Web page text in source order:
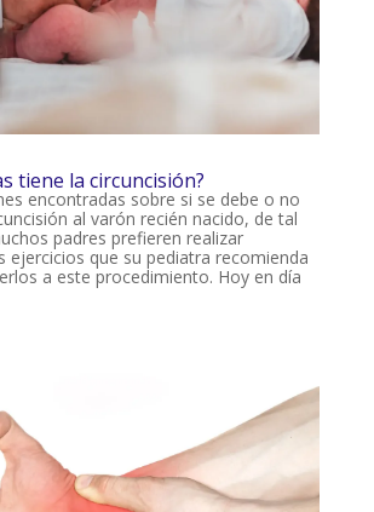
tiene la circuncisión?
encontradas sobre si se debe o no
al varón recién nacido, de tal
padres prefieren realizar
ejercicios que su pediatra recomienda
a este procedimiento. Hoy en día